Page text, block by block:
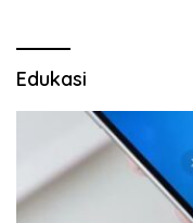
Edukasi